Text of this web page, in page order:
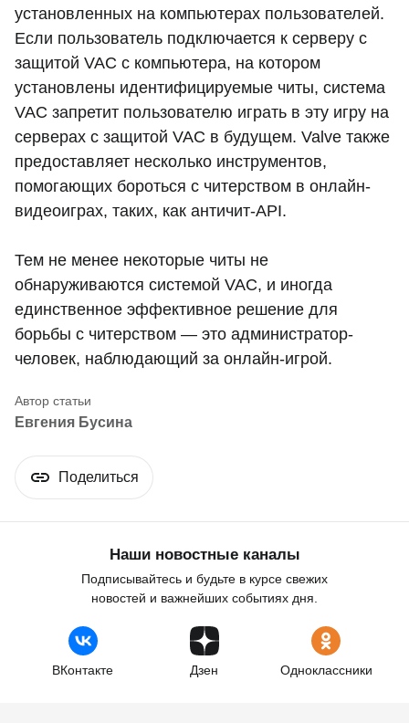
установленных на компьютерах пользователей.
Если пользователь подключается к серверу с
защитой VAC с компьютера, на котором
установлены идентифицируемые читы, система
VAC запретит пользователю играть в эту игру на
серверах с защитой VAC в будущем. Valve также
предоставляет несколько инструментов,
помогающих бороться с читерством в онлайн-
видеоиграх, таких, как античит-API.
Тем не менее некоторые читы не
обнаруживаются системой VAC, и иногда
единственное эффективное решение для
борьбы с читерством — это администратор-
человек, наблюдающий за онлайн-игрой.
Евгения Бусина
Поделиться
Наши новостные каналы
Подписывайтесь и будьте в курсе свежих
новостей и важнейших событиях дня.
ВКонтакте Дзен Одноклассники